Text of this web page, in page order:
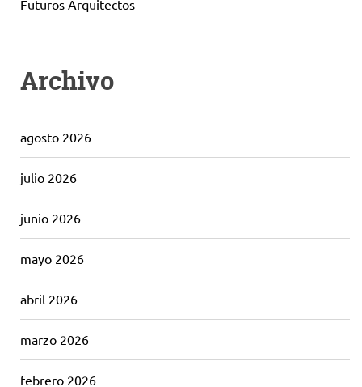
Futuros Arquitectos
Archivo
agosto 2026
julio 2026
junio 2026
mayo 2026
abril 2026
marzo 2026
febrero 2026